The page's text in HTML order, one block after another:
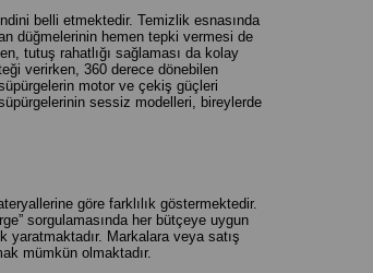
belli etmektedir. Temizlik esnasında
düğmelerinin hemen tepki vermesi de
tutuş rahatlığı sağlaması da kolay
verirken, 360 derece dönebilen
motor ve çekiş güçleri
sessiz modelleri, bireylerde
göre farklılık göstermektedir.
sorgulamasında her bütçeye uygun
yaratmaktadır. Markalara veya satış
mümkün olmaktadır.